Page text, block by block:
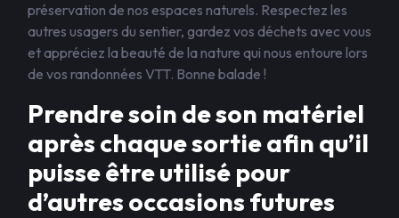
préservation de nos espaces naturels. Respectez les
autres usagers du sentier, gardez vos déchets avec vous
et appréciez la beauté de la nature qui nous entoure lors
de vos randonnées VTT. Bonne balade !
Prendre soin de son matériel
après chaque sortie afin qu’il
puisse être utilisé pour
d’autres occasions futures